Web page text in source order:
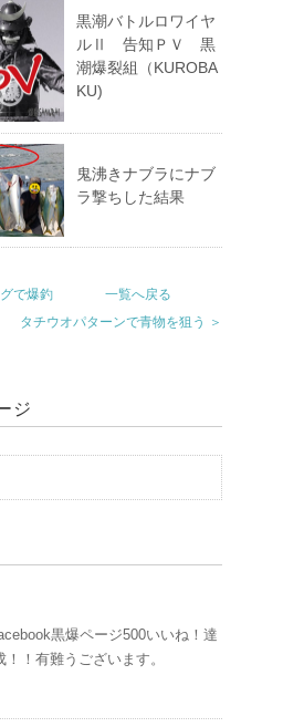
黒潮バトルロワイヤ
ルⅡ 告知ＰＶ 黒
潮爆裂組（KUROBA
KU)
鬼沸きナブラにナブ
ラ撃ちした結果
で爆釣
一覧へ戻る
タチウオパターンで青物を狙う ＞
ジ
黒爆ページ500いいね！達
！！有難うございます。